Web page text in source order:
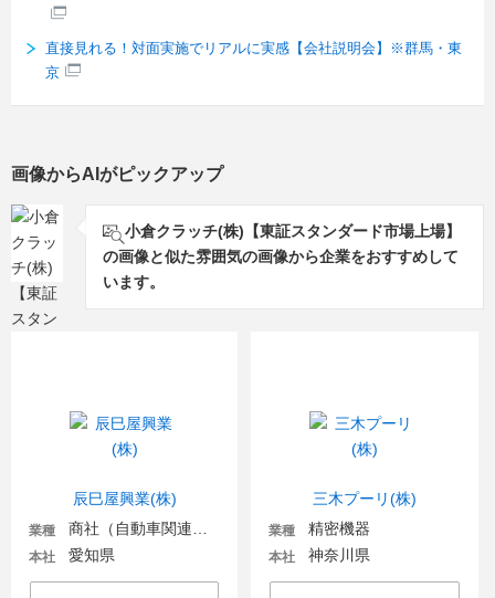
直接見れる！対面実施でリアルに実感【会社説明会】※群馬・東
京
画像からAIがピックアップ
小倉クラッチ(株)【東証スタンダード市場上場】
の画像と似た雰囲気の画像から企業をおすすめして
います。
辰巳屋興業(株)
業種
本社 愛知県
三木プーリ(株)
業種 精密機器
本社 神奈川県